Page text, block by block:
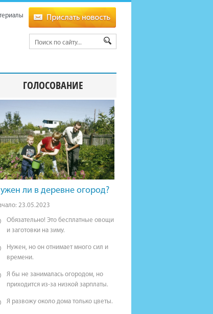
ГОЛОСОВАНИЕ
ли в деревне огород?
23.05.2023
Обязательно! Это бесплатные овощи
и заготовки на зиму.
Нужен, но он отнимает много сил и
времени.
Я бы не занималась огородом, но
приходится из-за низкой зарплаты.
Я развожу около дома только цветы.